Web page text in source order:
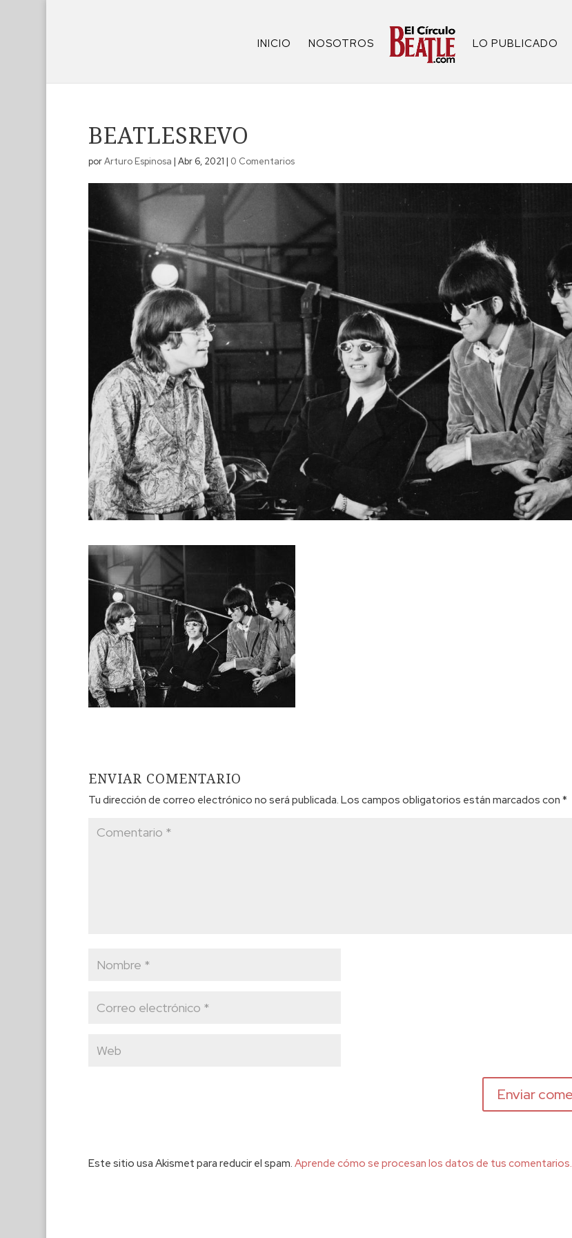
INICIO NOSOTROS LO PUBLICADO
BEATLESREVO
porArturo Espinosa | Abr 6, 2021 | 0 Comentarios
ENVIAR COMENTARIO
Tu dirección de correo electrónico no será publicada. Los campos obligatorios están marcados con *
Este sitio usa Akismet para reducir el spam. Aprende cómo se procesan los datos de tus comentarios.